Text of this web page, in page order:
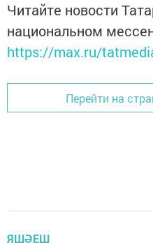
Читайте новости
национальном
https://max.ru/
Перейти на
ЯШӘЕШ